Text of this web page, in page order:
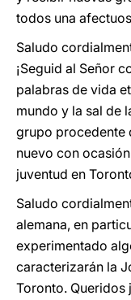
todos una
Saludo
¡Seguid al Señor
palabras de vida
mundo y la sal de
grupo procedente
nuevo con
juventud en
Saludo
alemana, en
experimentado
caracterizarán la
Toronto. Queridos